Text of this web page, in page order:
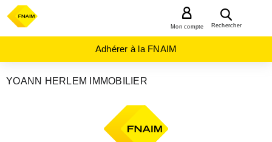
Rechercher
Mon compte
Adhérer à la FNAIM
YOANN HERLEM IMMOBILIER